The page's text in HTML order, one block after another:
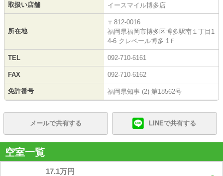
取扱い店舗 イースマイル博多店
所在地
〒812-0016
福岡県福岡市博多区博多駅南１丁目1
4-6 クレベール博多 1Ｆ
TEL 092-710-6161
FAX 092-710-6162
免許番号 福岡県知事 (2) 第18562号
メールで共有する LINEで共有する
空室一覧
17.1万円